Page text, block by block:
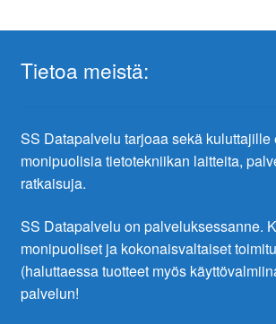
Tietoa meistä:
SS Datapalvelu tarjoaa sekä kuluttajille
monipuolisia tietotekniikan laitteita,
ratkaisuja.
SS Datapalvelu on palveluksessanne.
monipuoliset ja kokonaisvaltaiset
(haluttaessa tuotteet myös
palvelun!